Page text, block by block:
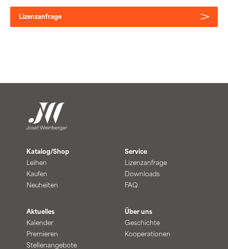
Lizenzanfrage
Katalog/Shop
Leihen
Kaufen
Neuheiten
Service
Lizenzanfrage
Downloads
FAQ
Aktuelles
Kalender
Premieren
Stellenangebote
Über uns
Geschichte
Kooperationen